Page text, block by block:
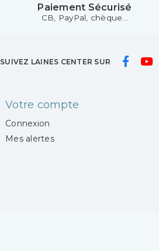
Paiement Sécurisé
CB, PayPal, chèque...
SUIVEZ LAINES CENTER SUR
Votre compte
Connexion
Mes alertes